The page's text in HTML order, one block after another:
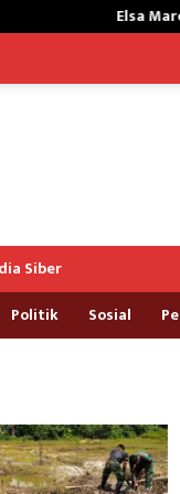
Elsa Mardianti Asal
Siber
Politik Sosial